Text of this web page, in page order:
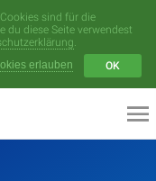
sind für die
du diese Seite verwendest
.
erlauben
OK
Menü
Videoarchiv